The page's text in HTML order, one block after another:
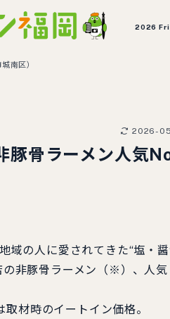
2026
南区）
2026-
豚骨ラーメン人気
域の人に愛されてきた“塩・
の非豚骨ラーメン（※）、人
材時のイートイン価格。